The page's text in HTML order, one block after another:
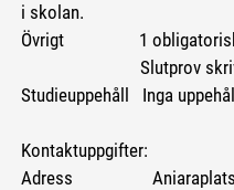
i skolan.
Övrigt 1 obligatoriskt
Slutprov skrivs på:
Studieuppehåll Inga
Kontaktuppgifter:
Adress Aniaraplatsen